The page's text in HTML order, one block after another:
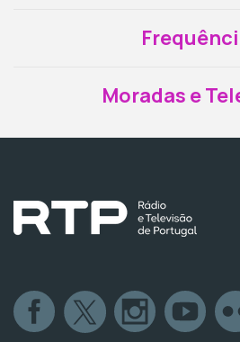
Moradas e